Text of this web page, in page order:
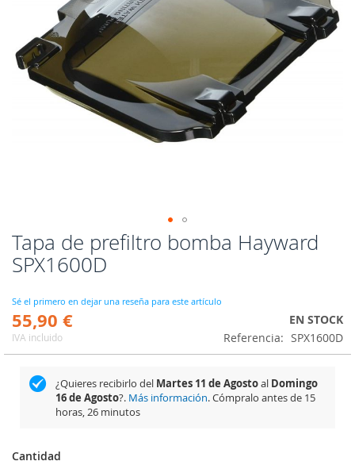
Tapa de prefiltro bomba Hayward
SPX1600D
Sé el primero en dejar una reseña para este artículo
55,90 €
IVA incluido
EN STOCK
Referencia
SPX1600D
¿Quieres recibirlo del Martes 11 de Agostoal Domingo
16 de Agosto?. Más información. Cómpralo antes de 15
horas, 26 minutos
Cantidad
Saltar
al
comienzo
la
galería
de